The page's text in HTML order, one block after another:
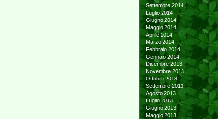
Settembre 2014
Luglio 2014
Giugno 2014
Maggio 2014
Aprile 2014
Marzo 2014
Febbraio 2014
Gennaio 2014
Dicembre 2013
Novembre 2013
Ottobre 2013
Settembre 2013
Agosto 2013
Luglio 2013
Giugno 2013
Maggio 2013